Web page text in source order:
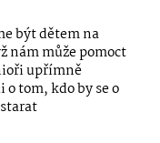
být dětem na
nám může pomoct
upřímně
tom, kdo by se o